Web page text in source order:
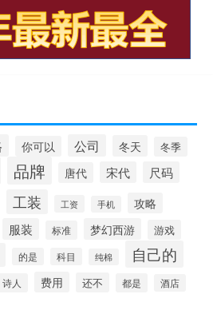
你可以 公司 冬天 冬季
品牌 唐代 宋代 尺码
工装 工资 手机 攻略
服装 标准 梦幻西游 游戏
的是 科目 纯棉 自己的
诗人 费用 还不 都是 酒店